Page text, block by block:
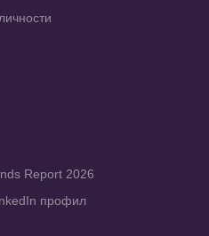
Report 2026
профил